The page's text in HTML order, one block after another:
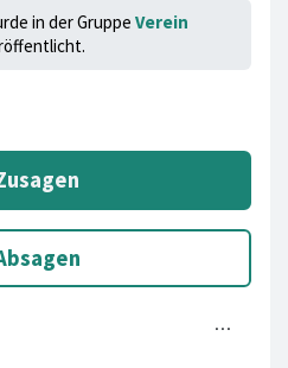
in der Gruppe Verein